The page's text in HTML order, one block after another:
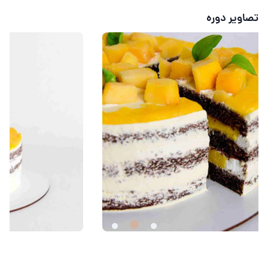
تصاویر دوره